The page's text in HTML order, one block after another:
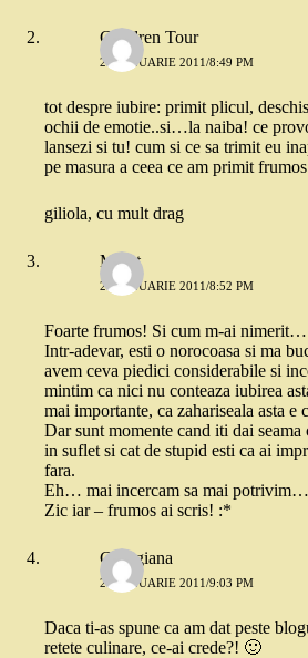
Children Tour
21 IANUARIE 2011/8:49 PM
tot despre iubire: primit plicul,
ochii de emotie..si…la naiba! ce
lansezi si tu! cum si ce sa trimit eu
pe masura a ceea ce am primit
giliola, cu mult drag
Merat
21 IANUARIE 2011/8:52 PM
Foarte frumos! Si cum m-ai
Intr-adevar, esti o norocoasa si ma
avem ceva piedici considerabile si
mintim ca nici nu conteaza iubirea
mai importante, ca zahariseala asta e
Dar sunt momente cand iti dai seama
in suflet si cat de stupid esti ca ai
fara.
Eh… mai incercam sa mai
Zic iar – frumos ai scris! :*
Georgiana
21 IANUARIE 2011/9:03 PM
Daca ti-as spune ca am dat peste
retete culinare, ce-ai crede?! 🙂